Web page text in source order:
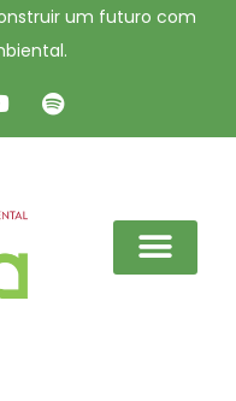
um futuro com